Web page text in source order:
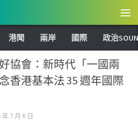
港聞 兩岸 國際 政治
協會：新時代「一國兩
香港基本法 35 週年國際
年 7 月 6 日